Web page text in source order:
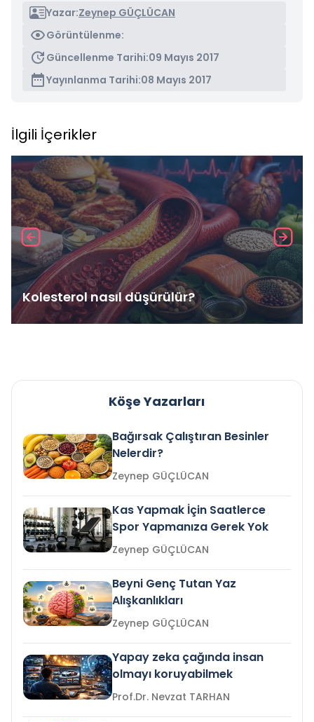
Yazar:Zeynep GÜÇLÜCAN
Görüntülenme:
Güncellenme Tarihi:09 Mayıs 2017
Yayınlanma Tarihi:08 Mayıs 2017
İlgili İçerikler
Kolesterol nasıl düşürülür?
Köşe Yazarları
Bağırsak Çalıştıran Besinler
Nelerdir?
Zeynep GÜÇLÜCAN
Kas Yapmak İçin Saatlerce
Spor Yapmanıza Gerek Yok
Zeynep GÜÇLÜCAN
Beyni Genç Tutan Yaz
Alışkanlıkları
Zeynep GÜÇLÜCAN
Yapay zeka çağında insan
olmayı koruyabilmek
Prof.Dr. Nevzat TARHAN